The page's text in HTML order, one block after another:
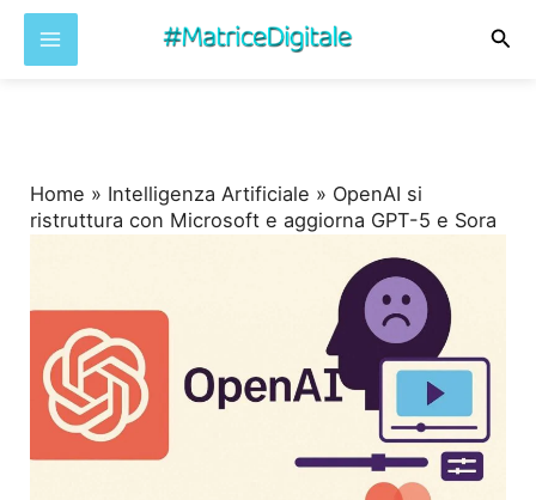
Home » Intelligenza Artificiale » OpenAI si
ristruttura con Microsoft e aggiorna GPT-5 e Sora